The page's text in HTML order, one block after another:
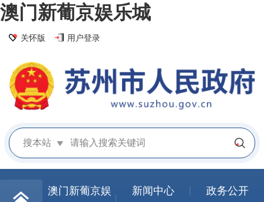
澳门新葡京娱乐城
关怀版 用户登录
搜本站
澳门新葡京娱
新闻中心
政务公开